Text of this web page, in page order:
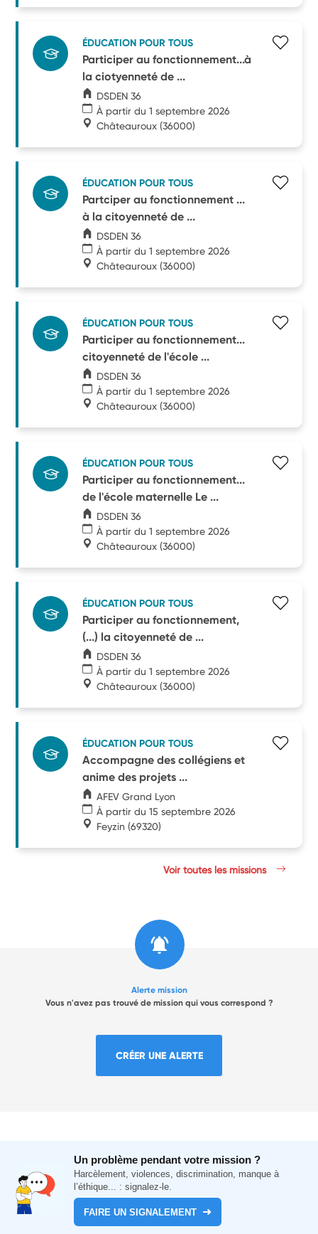
ÉDUCATION POUR TOUS
Participer au fonctionnement...à
la ciotyenneté de ...
DSDEN 36
À partir du 1 septembre 2026
Châteauroux (36000)
ÉDUCATION POUR TOUS
Partciper au fonctionnement ...
à la citoyenneté de ...
DSDEN 36
À partir du 1 septembre 2026
Châteauroux (36000)
ÉDUCATION POUR TOUS
Participer au fonctionnement...
citoyenneté de l'école ...
DSDEN 36
À partir du 1 septembre 2026
Châteauroux (36000)
ÉDUCATION POUR TOUS
Participer au fonctionnement...
de l'école maternelle Le ...
DSDEN 36
À partir du 1 septembre 2026
Châteauroux (36000)
ÉDUCATION POUR TOUS
Participer au fonctionnement,
(...) la citoyenneté de ...
DSDEN 36
À partir du 1 septembre 2026
Châteauroux (36000)
ÉDUCATION POUR TOUS
Accompagne des collégiens et
anime des projets ...
AFEV Grand Lyon
À partir du 15 septembre 2026
Feyzin (69320)
Voir toutes les missions
Alerte mission
Vous n'avez pas trouvé de mission qui vous correspond ?
CRÉER UNE ALERTE
Un problème pendant votre mission ?
Harcèlement, violences, discrimination, manque à
l’éthique... : signalez-le.
FAIRE UN SIGNALEMENT